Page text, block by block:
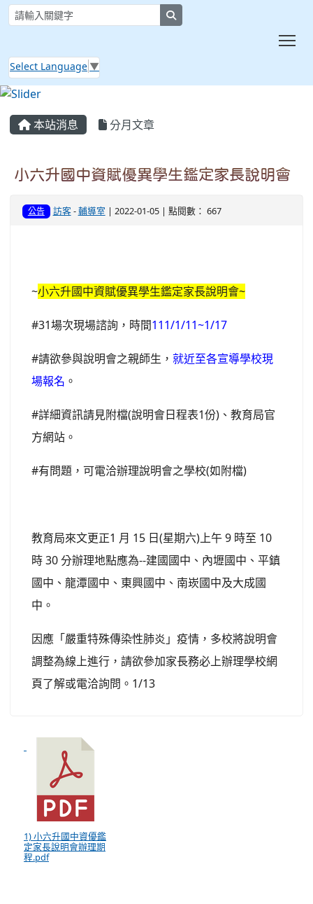
Select Language ▼
本站消息 分月文章
小六升國中資賦優異學生鑑定家長說明會
公告 訪客-輔導室 | 2022-01-05 | 點閱數： 667
~小六升國中資賦優異學生鑑定家長說明會~
#31場次現場諮詢，時間111/1/11~1/17
#請欲參與說明會之親師生， 就近至各宣導學校現
場報名 。
#詳細資訊請見附檔(說明會日程表1份)、教育局官
方網站。
#有問題，可電洽辦理說明會之學校(如附檔)
教育局來文更正1 月 15 日(星期六)上午 9 時至 10
時 30 分辦理地點應為--建國國中、內壢國中、平鎮
國中、龍潭國中、東興國中、南崁國中及大成國
中。
因應「嚴重特殊傳染性肺炎」疫情，多校將說明會
調整為線上進行，請欲參加家長務必上辦理學校網
頁了解或電洽詢問。1/13
1) 小六升國中資優鑑
定家長說明會辦理期
程.pdf